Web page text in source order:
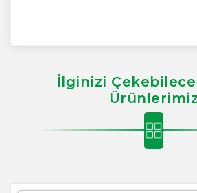
İlginizi
Ürünlerimiz